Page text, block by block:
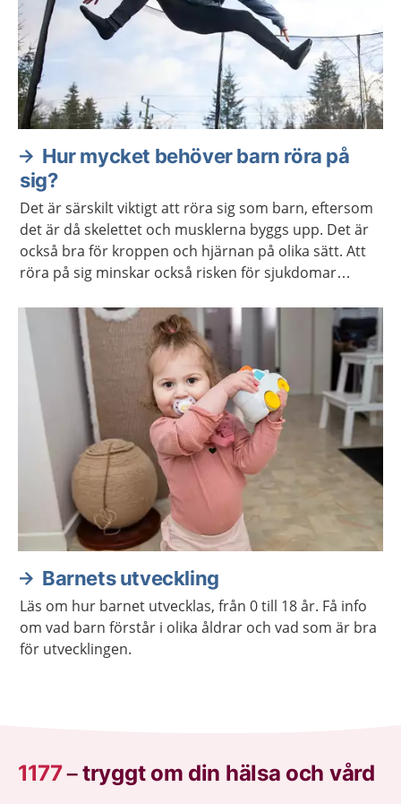
Hur mycket behöver barn röra på
sig?
Det är särskilt viktigt att röra sig som barn, eftersom
det är då skelettet och musklerna byggs upp. Det är
också bra för kroppen och hjärnan på olika sätt. Att
röra på sig minskar också risken för sjukdomar
Barnets utveckling
Läs om hur barnet utvecklas, från 0 till 18 år. Få info
om vad barn förstår i olika åldrar och vad som är bra
för utvecklingen.
1177–tryggt om din hälsa och vård